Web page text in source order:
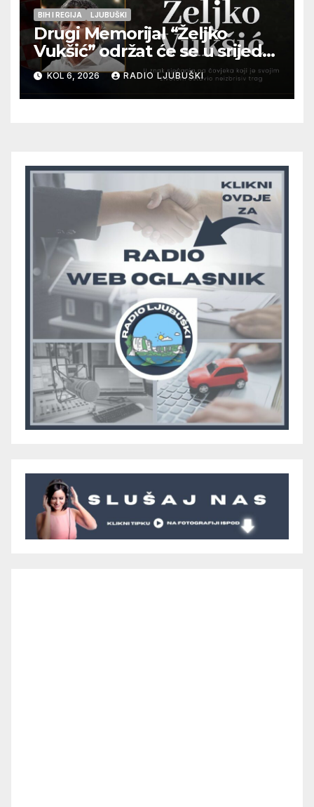
BIH I REGIJA LJUBUŠKI
Drugi Memorijal “Željko
Vukšić” održat će se u srijedu
12. kolovoza u Otoku
KOL 6, 2026 RADIO LJUBUŠKI